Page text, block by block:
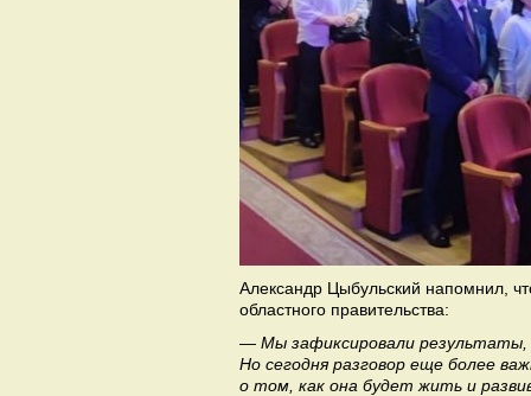
Александр Цыбульский напомнил,
областного правительства:
— Мы зафиксировали результаты,
Но сегодня разговор еще более
о том, как она будет жить и